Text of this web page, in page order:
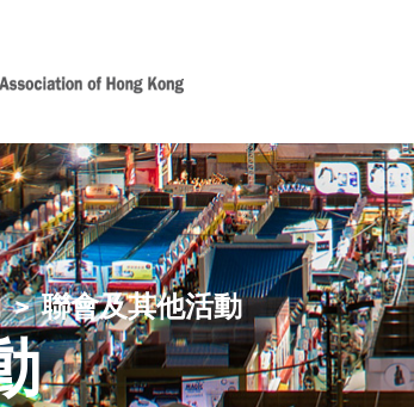
聯會及其他活動